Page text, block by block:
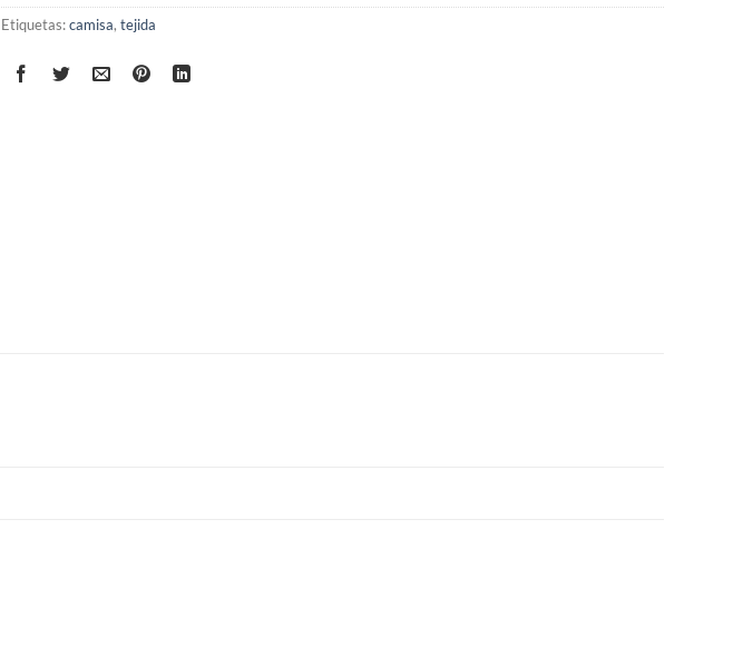
Etiquetas:camisa, tejida